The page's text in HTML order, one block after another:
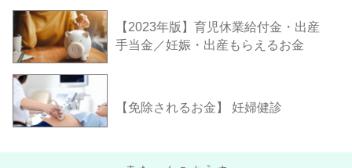
【2023年版】育児休業給付金・出産
手当金／妊娠・出産もらえるお金
【免除されるお金】 妊婦健診